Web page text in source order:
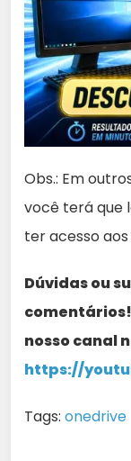
Obs.: Em
você terá que
ter acesso aos
Dúvidas ou
nosso canal
https://
Tags: onedrive